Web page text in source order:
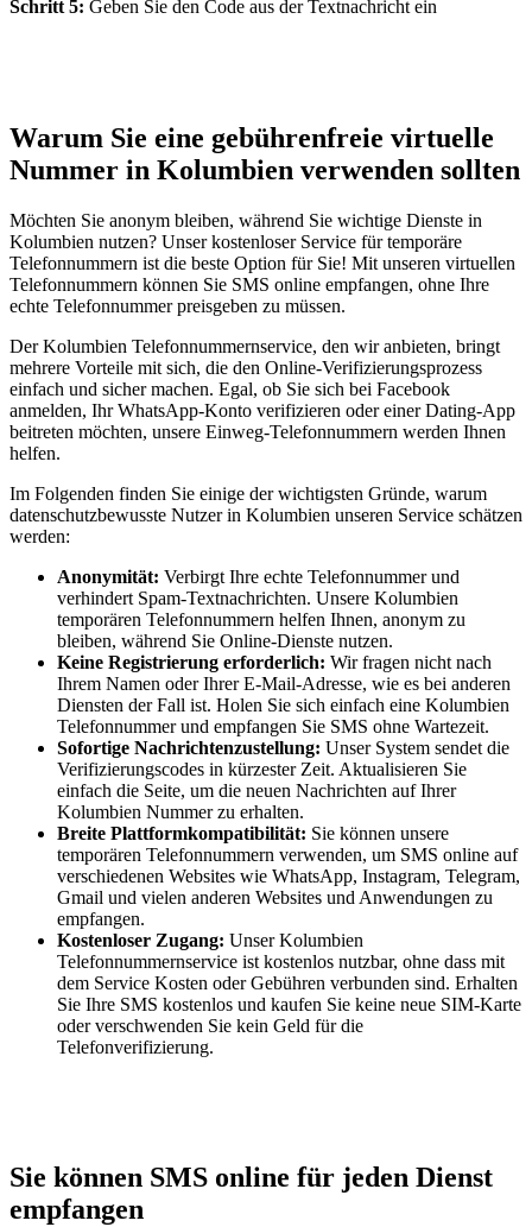
Schritt 5: Geben Sie den Code aus der Textnachricht ein
Warum Sie eine gebührenfreie virtuelle
Nummer in Kolumbien verwenden sollten
Möchten Sie anonym bleiben, während Sie wichtige Dienste in
Kolumbien nutzen? Unser kostenloser Service für temporäre
Telefonnummern ist die beste Option für Sie! Mit unseren virtuellen
Telefonnummern können Sie SMS online empfangen, ohne Ihre
echte Telefonnummer preisgeben zu müssen.
Der Kolumbien Telefonnummernservice, den wir anbieten, bringt
mehrere Vorteile mit sich, die den Online-Verifizierungsprozess
einfach und sicher machen. Egal, ob Sie sich bei Facebook
anmelden, Ihr WhatsApp-Konto verifizieren oder einer Dating-App
beitreten möchten, unsere Einweg-Telefonnummern werden Ihnen
helfen.
Im Folgenden finden Sie einige der wichtigsten Gründe, warum
datenschutzbewusste Nutzer in Kolumbien unseren Service schätzen
werden:
Anonymität: Verbirgt Ihre echte Telefonnummer und
verhindert Spam-Textnachrichten. Unsere Kolumbien
temporären Telefonnummern helfen Ihnen, anonym zu
bleiben, während Sie Online-Dienste nutzen.
Keine Registrierung erforderlich: Wir fragen nicht nach
Ihrem Namen oder Ihrer E-Mail-Adresse, wie es bei anderen
Diensten der Fall ist. Holen Sie sich einfach eine Kolumbien
Telefonnummer und empfangen Sie SMS ohne Wartezeit.
Sofortige Nachrichtenzustellung: Unser System sendet die
Verifizierungscodes in kürzester Zeit. Aktualisieren Sie
einfach die Seite, um die neuen Nachrichten auf Ihrer
Kolumbien Nummer zu erhalten.
Breite Plattformkompatibilität: Sie können unsere
temporären Telefonnummern verwenden, um SMS online auf
verschiedenen Websites wie WhatsApp, Instagram, Telegram,
Gmail und vielen anderen Websites und Anwendungen zu
empfangen.
Kostenloser Zugang: Unser Kolumbien
Telefonnummernservice ist kostenlos nutzbar, ohne dass mit
dem Service Kosten oder Gebühren verbunden sind. Erhalten
Sie Ihre SMS kostenlos und kaufen Sie keine neue SIM-Karte
oder verschwenden Sie kein Geld für die
Telefonverifizierung.
Sie können SMS online für jeden Dienst
empfangen